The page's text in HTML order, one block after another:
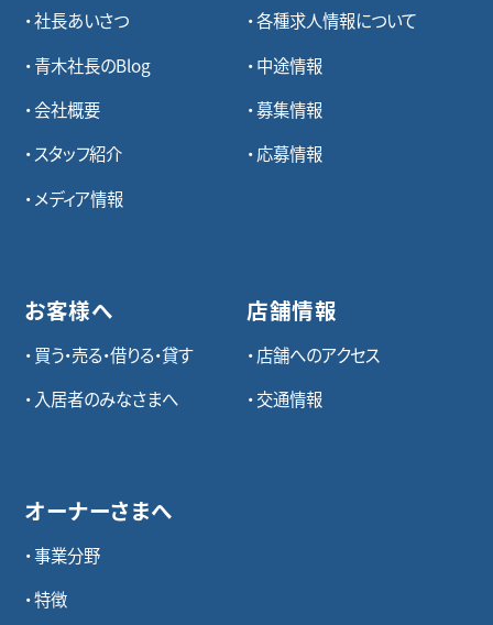
社長あいさつ
青木社長のBlog
会社概要
スタッフ紹介
メディア情報
お客様へ
買う・売る・借りる・貸す
入居者のみなさまへ
オーナーさまへ
事業分野
特徴
各種求⼈情報について
中途情報
募集情報
応募情報
店舗情報
店舗へのアクセス
交通情報